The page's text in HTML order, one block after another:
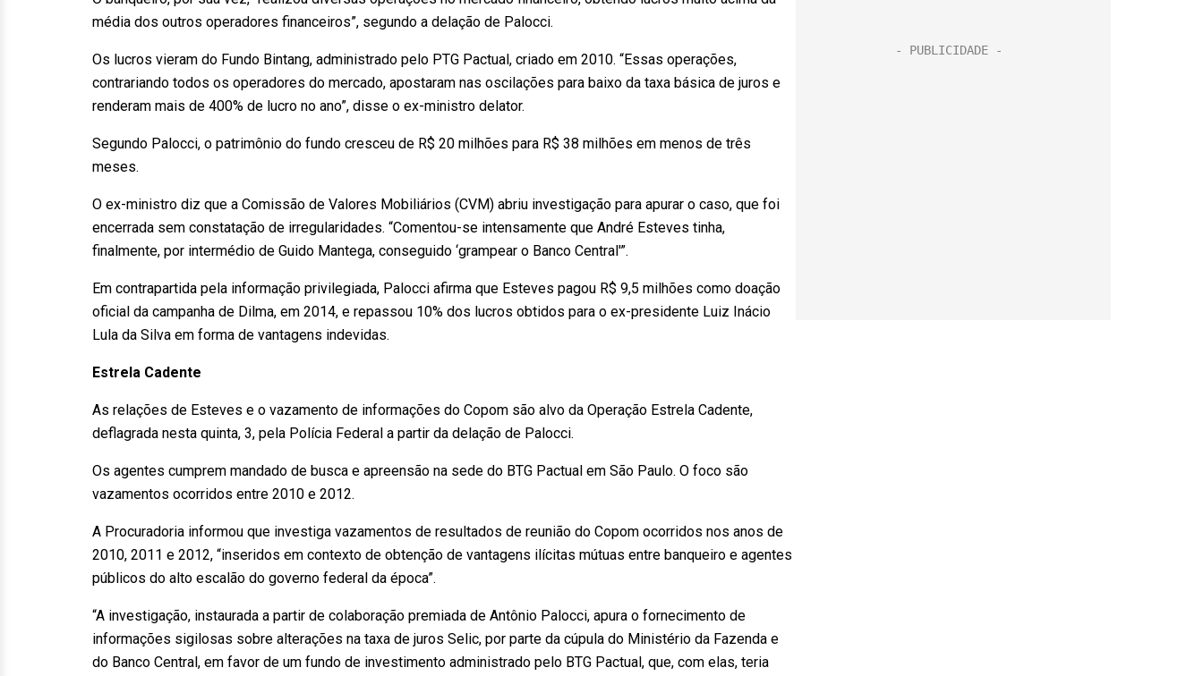
média dos outros operadores financeiros”, segundo a delação de Palocci.
Os lucros vieram do Fundo Bintang, administrado pelo PTG Pactual, criado em 2010. “Essas operações,
contrariando todos os operadores do mercado, apostaram nas oscilações para baixo da taxa básica de juros e
renderam mais de 400% de lucro no ano”, disse o ex-ministro delator.
Segundo Palocci, o patrimônio do fundo cresceu de R$ 20 milhões para R$ 38 milhões em menos de três
meses.
O ex-ministro diz que a Comissão de Valores Mobiliários (CVM) abriu investigação para apurar o caso, que foi
encerrada sem constatação de irregularidades. “Comentou-se intensamente que André Esteves tinha,
finalmente, por intermédio de Guido Mantega, conseguido ‘grampear o Banco Central'”.
Em contrapartida pela informação privilegiada, Palocci afirma que Esteves pagou R$ 9,5 milhões como doação
oficial da campanha de Dilma, em 2014, e repassou 10% dos lucros obtidos para o ex-presidente Luiz Inácio
Lula da Silva em forma de vantagens indevidas.
Estrela Cadente
As relações de Esteves e o vazamento de informações do Copom são alvo da Operação Estrela Cadente,
deflagrada nesta quinta, 3, pela Polícia Federal a partir da delação de Palocci.
Os agentes cumprem mandado de busca e apreensão na sede do BTG Pactual em São Paulo. O foco são
vazamentos ocorridos entre 2010 e 2012.
A Procuradoria informou que investiga vazamentos de resultados de reunião do Copom ocorridos nos anos de
2010, 2011 e 2012, “inseridos em contexto de obtenção de vantagens ilícitas mútuas entre banqueiro e agentes
públicos do alto escalão do governo federal da época”.
“A investigação, instaurada a partir de colaboração premiada de Antônio Palocci, apura o fornecimento de
informações sigilosas sobre alterações na taxa de juros Selic, por parte da cúpula do Ministério da Fazenda e
do Banco Central, em favor de um fundo de investimento administrado pelo BTG Pactual, que, com elas, teria